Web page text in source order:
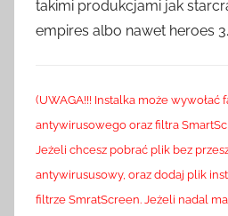
takimi produkcjami jak
empires albo nawet heroes 3.
(UWAGA!!! Instalka może wywołać
antywirusowego oraz filtra
Jeżeli chcesz pobrać plik bez
antywirususowy, oraz dodaj plik
filtrze SmratScreen. Jeżeli nadal